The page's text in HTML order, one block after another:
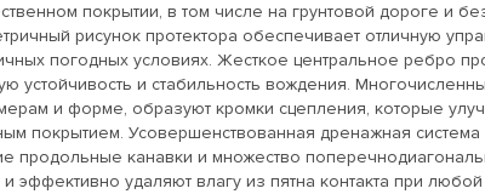
покрытии, в том числе на грунтовой дороге и
рисунок протектора обеспечивает отличную
погодных условиях. Жесткое центральное ребро
устойчивость и стабильность вождения.
и форме, образуют кромки сцепления, которые
покрытием. Усовершенствованная дренажная система
продольные канавки и множество
и эффективно удаляют влагу из пятна контакта при